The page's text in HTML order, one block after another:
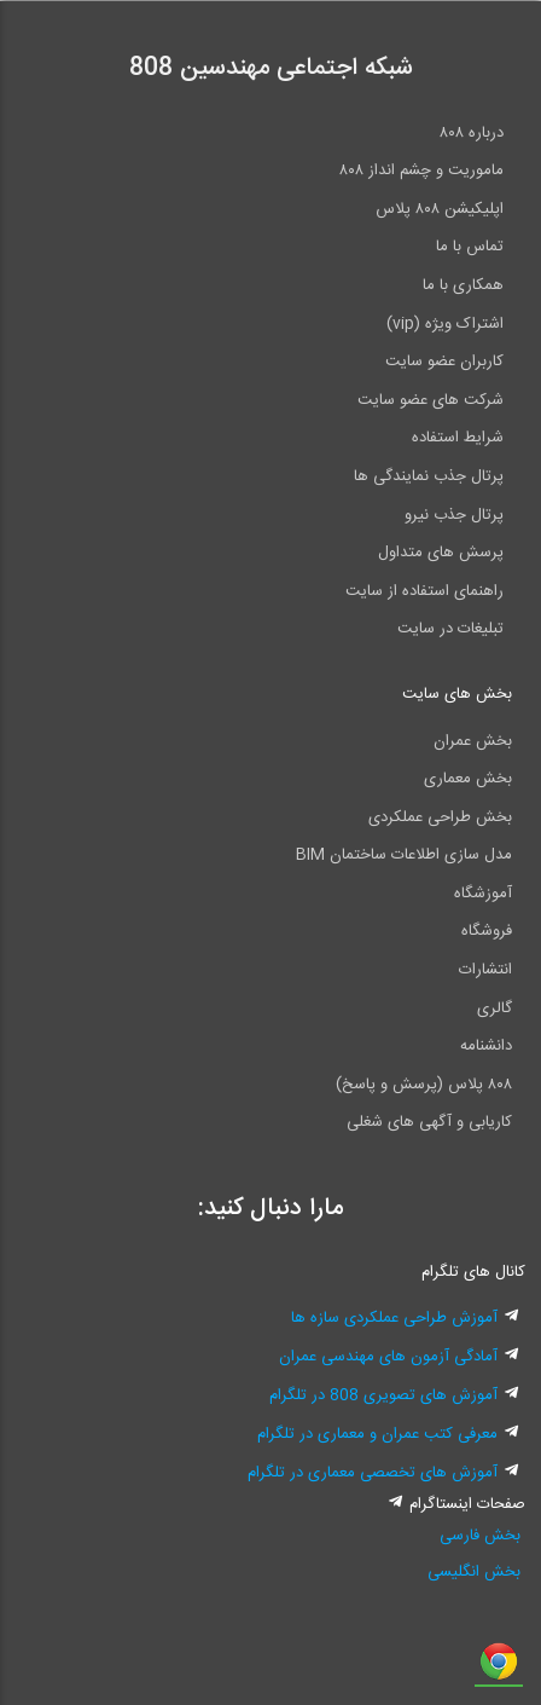
شبکه اجتماعی مهندسین 808
درباره ۸۰۸
ماموریت و چشم انداز ۸۰۸
اپلیکیشن ۸۰۸ پلاس
تماس با ما
همکاری با ما
اشتراک ویژه (vip)
کاربران عضو سایت
شرکت های عضو سایت
شرایط استفاده
پرتال جذب نمایندگی ها
پرتال جذب نیرو
پرسش های متداول
راهنمای استفاده از سایت
تبلیغات در سایت
بخش های سایت
بخش عمران
بخش معماری
بخش طراحی عملکردی
مدل سازی اطلاعات ساختمان BIM
آموزشگاه
فروشگاه
انتشارات
گالری
دانشنامه
۸۰۸ پلاس (پرسش و پاسخ)
کاریابی و آگهی های شغلی
مارا دنبال کنید:
کانال های تلگرام
آموزش طراحی عملکردی سازه ها
آمادگی آزمون های مهندسی عمران
آموزش های تصویری 808 در تلگرام
معرفی کتب عمران و معماری در تلگرام
آموزش های تخصصی معماری در تلگرام
صفحات اینستاگرام
بخش فارسی
بخش انگلیسی